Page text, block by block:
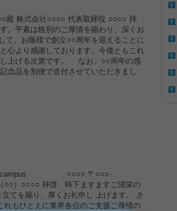
株式会社○○○○ 代表取締役 ○○○○ 拝
平素は格別のご厚情を賜わり、深くお
、お蔭様で創立○○周年を迎えることに
心より感謝しております。今後ともこれ
し上げる次第です。 なお、○○周年の感
念品を別便で送付させていただきまし
○○○○ 〒○○○-
拝啓 時下ますますご清栄の
てを賜り、厚くお礼申し 上げます。 さ
もひとえに業界各位のご支援ご厚情の